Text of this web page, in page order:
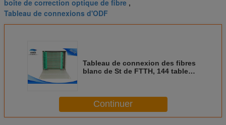
Noyaux de la boîte 48 d'arrêt avec la
boîte de correction optique de fibre ,
Tableau de connexions d'ODF
Tableau de connexion des fibres
blanc de St de FTTH, 144 tableau
Continuer